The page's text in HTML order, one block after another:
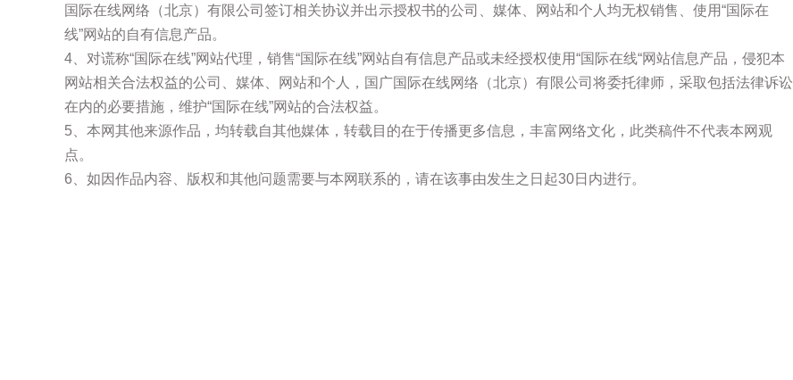
国际在线网络（北京）有限公司签订相关协议并出示授权书的公司、媒体、网站和个人均无权销售、使用“国际在
线”网站的自有信息产品。
4、对谎称“国际在线”网站代理，销售“国际在线”网站自有信息产品或未经授权使用“国际在线“网站信息产品，侵犯本
网站相关合法权益的公司、媒体、网站和个人，国广国际在线网络（北京）有限公司将委托律师，采取包括法律诉讼
在内的必要措施，维护“国际在线”网站的合法权益。
5、本网其他来源作品，均转载自其他媒体，转载目的在于传播更多信息，丰富网络文化，此类稿件不代表本网观
点。
6、如因作品内容、版权和其他问题需要与本网联系的，请在该事由发生之日起30日内进行。